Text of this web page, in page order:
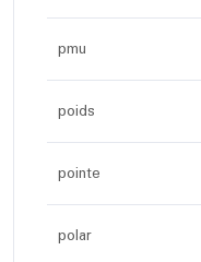
pmu
poids
pointe
polar